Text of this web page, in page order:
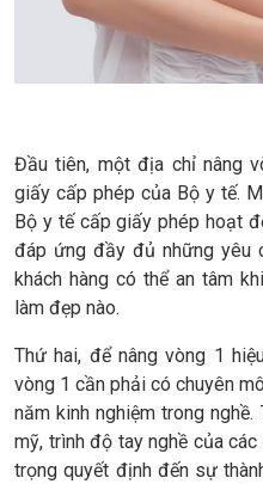
Đầu tiên, một địa chỉ nâng
giấy cấp phép của Bộ y tế.
Bộ y tế cấp giấy phép hoạt
đáp ứng đầy đủ những yêu
khách hàng có thể an tâm
làm đẹp nào.
Thứ hai, để nâng vòng 1
vòng 1 cần phải có chuyên
năm kinh nghiệm trong
mỹ, trình độ tay nghề của
trọng quyết định đến sự